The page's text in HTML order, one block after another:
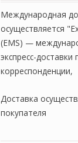
Международная
осуществляется
(EMS) —
экспресс-
корреспонденции,
Доставка
покупателя